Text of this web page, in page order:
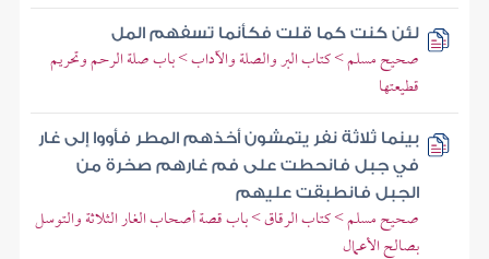
لئن كنت كما قلت فكأنما تسفهم المل
صحيح مسلم > كتاب البر والصلة والآداب > باب صلة الرحم وتحريم
قطيعتها
بينما ثلاثة نفر يتمشون أخذهم المطر فأووا إلى غار
في جبل فانحطت على فم غارهم صخرة من
الجبل فانطبقت عليهم
صحيح مسلم > كتاب الرقاق > باب قصة أصحاب الغار الثلاثة والتوسل
بصالح الأعمال